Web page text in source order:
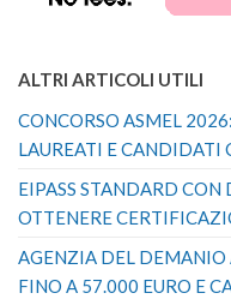
ALTRI ARTICOLI UTILI
CONCORSO ASMEL
LAUREATI E CANDIDATI
EIPASS STANDARD
OTTENERE
AGENZIA DEL DEMANIO
FINO A 57.000 EURO E